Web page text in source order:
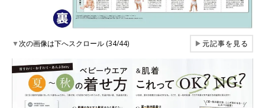
▼次の画像は下へスクロール (34/44) ▶元記事を見る